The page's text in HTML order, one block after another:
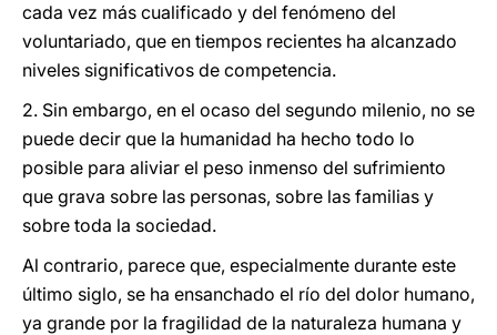
cada vez más cualificado y del fenómeno del
voluntariado, que en tiempos recientes ha alcanzado
niveles significativos de competencia.
2. Sin embargo, en el ocaso del segundo milenio, no se
puede decir que la humanidad ha hecho todo lo
posible para aliviar el peso inmenso del sufrimiento
que grava sobre las personas, sobre las familias y
sobre toda la sociedad.
Al contrario, parece que, especialmente durante este
último siglo, se ha ensanchado el río del dolor humano,
ya grande por la fragilidad de la naturaleza humana y